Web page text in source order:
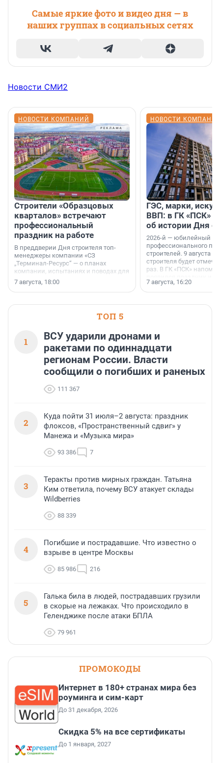
Самые яркие фото и видео дня — в
наших группах в социальных сетях
Новости СМИ2
НОВОСТИ КОМПАНИЙ
Строители «Образцовых
кварталов» встречают
профессиональный
праздник на работе
В преддверии Дня строителя топ-
менеджеры компании «СЗ
„Терминал-Ресурс“ — о планах
компании, испытаниях и поводах для
осторожного оптимизма.
7 августа, 18:00
НОВОСТИ
ГЭС, марки,
ВВП: в ГК «ПСК»
об истории Дня
2026-й — юбилейный
профессионального
строителей. 9 августа
строителя будет
раз. В ГК «ПСК»
поменялась роль
7 августа, 16:20
ТОП 5
1
ВСУ ударили дронами и
ракетами по одиннадцати
регионам России. Власти
сообщили о погибших и раненых
111 367
2
Куда пойти 31 июля–2 августа: праздник
флоксов, «Пространственный сдвиг» у
Манежа и «Музыка мира»
93 386 7
3
Теракты против мирных граждан. Татьяна
Ким ответила, почему ВСУ атакует склады
Wildberries
88 339
4
Погибшие и пострадавшие. Что известно о
взрыве в центре Москвы
85 986 216
5
Галька била в людей, пострадавших грузили
в скорые на лежаках. Что происходило в
Геленджике после атаки БПЛА
79 961
ПРОМОКОДЫ
Интернет в 180+ странах мира без
роуминга и сим-карт
До 31 декабря, 2026
Скидка 5% на все сертификаты
До 1 января, 2027